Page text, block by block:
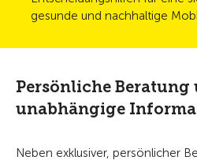
gesunde und nachhaltige
Persönliche Beratung
unabhängige
Neben exklusiver, persönlicher